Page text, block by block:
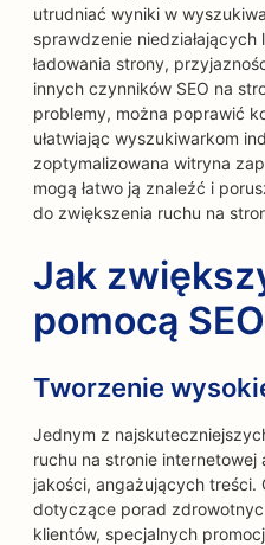
utrudniać wyniki w
sprawdzenie
ładowania strony,
innych czynników SEO na
problemy, można poprawić
ułatwiając wyszukiwarkom
zoptymalizowana witryna
mogą łatwo ją znaleźć i
do zwiększenia ruchu na
Jak
pomocą SEO
Tworzenie
Jednym z
ruchu na stronie
jakości, angażujących treści.
dotyczące porad
klientów, specjalnych